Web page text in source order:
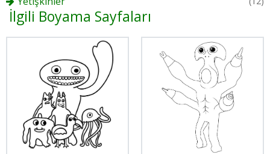
İlgili Boyama Sayfaları